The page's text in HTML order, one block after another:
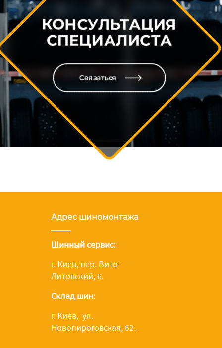
КОНСУЛЬТАЦИЯ
СПЕЦИАЛИСТА
Связаться
Адрес шиномонтажа
Шинный сервис:
г. Киев, пер. Вито-
Литовский, 6.
Склад шин:
г. Киев, ул.
Новопироговская, 62.